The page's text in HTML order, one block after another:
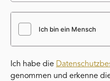
Ich habe die
genommen und erkenne